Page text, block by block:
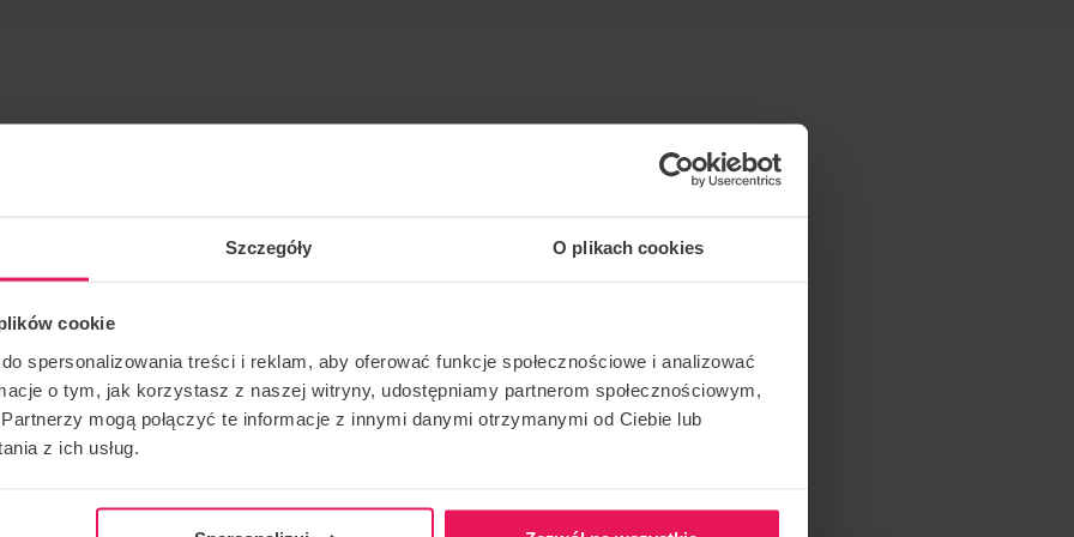
Szczegóły O plikach cookies
cookie
spersonalizowania treści i reklam, aby oferować funkcje społecznościowe i analizować
o tym, jak korzystasz z naszej witryny, udostępniamy partnerom społecznościowym,
mogą połączyć te informacje z innymi danymi otrzymanymi od Ciebie lub
z ich usług.
depuis de nombreuses années.
et en parachutisme : Instructeur/entraîneur IBA niveau 4
nous un courriel à l’adresse suivante :